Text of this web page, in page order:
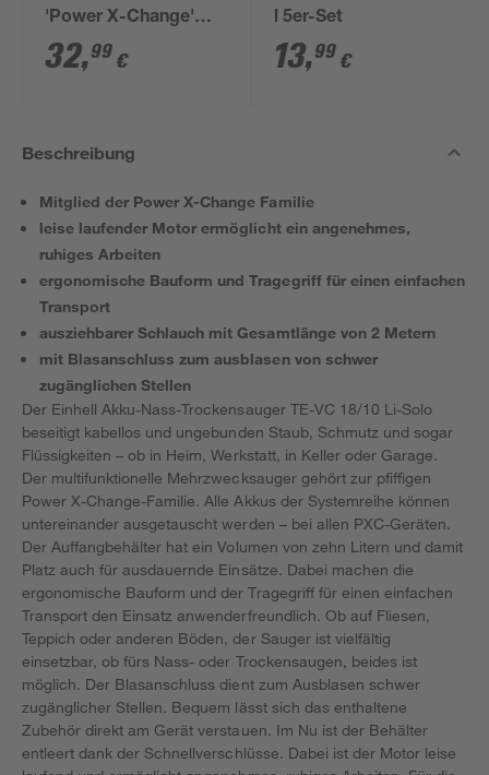
'Power X-Change'
Ladegerät und Akku
18 V, 4,0 Ah
32,99 €
l 5er-Set
13,99 €
Beschreibung
Mitglied der Power X-Change Familie
leise laufender Motor ermöglicht ein angenehmes,
ruhiges Arbeiten
ergonomische Bauform und Tragegriff für einen einfachen
Transport
ausziehbarer Schlauch mit Gesamtlänge von 2 Metern
mit Blasanschluss zum ausblasen von schwer
zugänglichen Stellen
Der Einhell Akku-Nass-Trockensauger TE-VC 18/10 Li-Solo
beseitigt kabellos und ungebunden Staub, Schmutz und sogar
Flüssigkeiten – ob in Heim, Werkstatt, in Keller oder Garage.
Der multifunktionelle Mehrzwecksauger gehört zur pfiffigen
Power X-Change-Familie. Alle Akkus der Systemreihe können
untereinander ausgetauscht werden – bei allen PXC-Geräten.
Der Auffangbehälter hat ein Volumen von zehn Litern und damit
Platz auch für ausdauernde Einsätze. Dabei machen die
ergonomische Bauform und der Tragegriff für einen einfachen
Transport den Einsatz anwenderfreundlich. Ob auf Fliesen,
Teppich oder anderen Böden, der Sauger ist vielfältig
einsetzbar, ob fürs Nass- oder Trockensaugen, beides ist
möglich. Der Blasanschluss dient zum Ausblasen schwer
zugänglicher Stellen. Bequem lässt sich das enthaltene
Zubehör direkt am Gerät verstauen. Im Nu ist der Behälter
entleert dank der Schnellverschlüsse. Dabei ist der Motor leise